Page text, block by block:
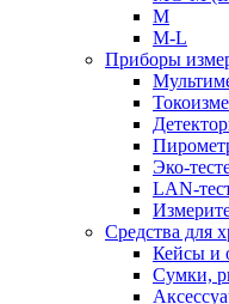
M
M-L
Приборы
Эко-
LAN-
Средства для
Кейсы и
Сумки,